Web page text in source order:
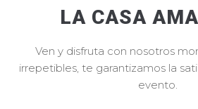
LA CASA
Ven y disfruta con nosotros
irrepetibles, te garantizamos la
evento.